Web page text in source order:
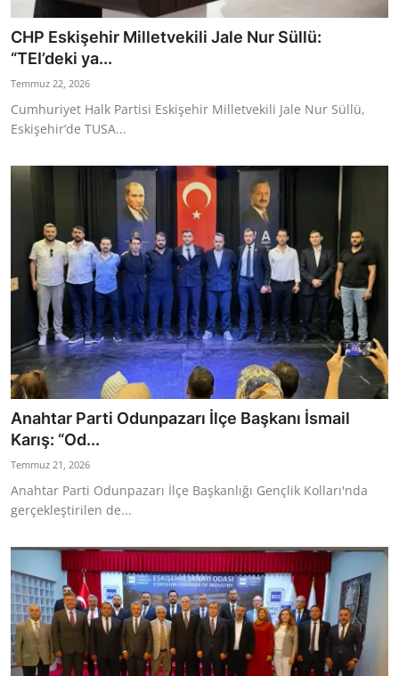
CHP Eskişehir Milletvekili Jale Nur Süllü:
“TEI’deki ya...
Temmuz 22, 2026
Cumhuriyet Halk Partisi Eskişehir Milletvekili Jale Nur Süllü,
Eskişehir’de TUSA...
Anahtar Parti Odunpazarı İlçe Başkanı İsmail
Karış: “Od...
Temmuz 21, 2026
Anahtar Parti Odunpazarı İlçe Başkanlığı Gençlik Kolları'nda
gerçekleştirilen de...